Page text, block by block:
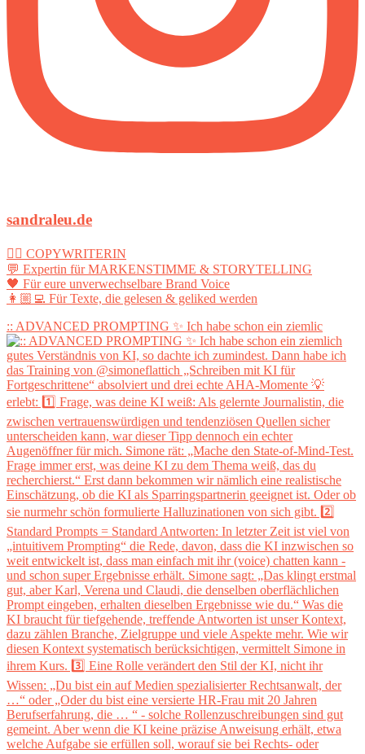
sandraleu.de
✍🏻 COPYWRITERIN
💬 Expertin für MARKENSTIMME & STORYTELLING
🖤 Für eure unverwechselbare Brand Voice
👩🏼‍💻 Für Texte, die gelesen & geliked werden
:: ADVANCED PROMPTING ✨ Ich habe schon ein ziemlic